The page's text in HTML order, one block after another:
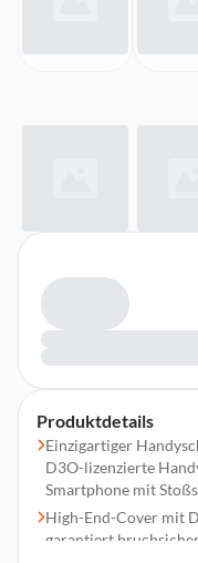
Produktdetails
Einzigartiger
D3O-lizenzierte
Smartphone mit
High-End-Cover mit
garantiert